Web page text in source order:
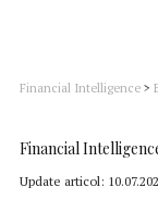
Financial Intelligence >
Financial
Update articol: